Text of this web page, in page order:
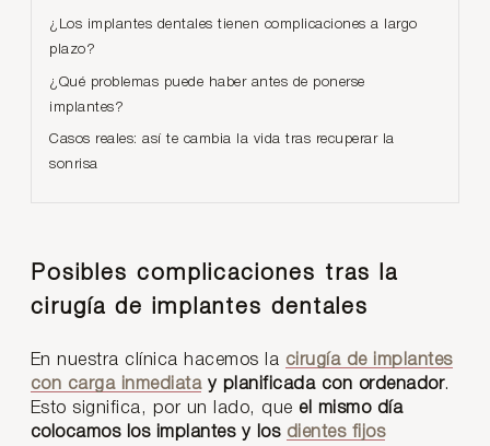
¿Los implantes dentales tienen complicaciones a largo
plazo?
¿Qué problemas puede haber antes de ponerse
implantes?
Casos reales: así te cambia la vida tras recuperar la
sonrisa
Posibles complicaciones tras la
cirugía de implantes dentales
En nuestra clínica hacemos la cirugía de implantes
con carga inmediatay planificada con ordenador.
Esto significa, por un lado, que el mismo día
colocamos los implantes y los dientes fijos